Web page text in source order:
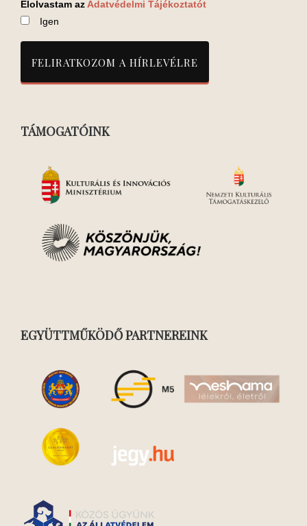
Elolvastam azAdatvédelmi Tájékoztatót
Igen
TÁMOGATÓINK
EGYÜTTMŰKÖDŐ PARTNEREINK